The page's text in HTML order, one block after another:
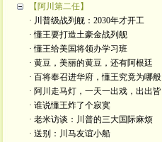
【阿川第二任】
· 川普级战列舰：2030年才开工
· 懂王要打造土豪金战列舰
· 懂王给美国将领办学习班
· 黄豆，美丽的黄豆，还有阿根廷
· 百将奉召进华府，懂王究竟为哪般
· 阿川走马灯，一天一出戏，出出皆
· 谁说懂王炸了个寂寞
· 老米访谈：川普的三大国际麻烦
· 送别：川马友谊小船